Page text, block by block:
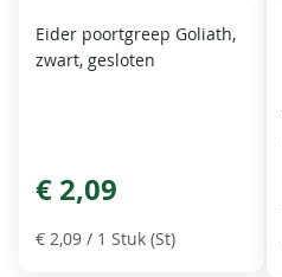
Eider poortgreep Goliath,
zwart, gesloten
€ 2,09
€ 2,09 / 1 Stuk (St)